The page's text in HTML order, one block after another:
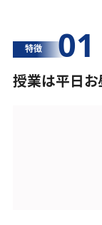
特徴 01
授業は平日お